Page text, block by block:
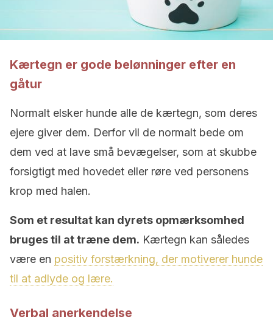
Kærtegn er gode belønninger efter en
gåtur
Normalt elsker hunde alle de kærtegn, som deres
ejere giver dem. Derfor vil de normalt bede om
dem ved at lave små bevægelser, som at skubbe
forsigtigt med hovedet eller røre ved personens
krop med halen.
Som et resultat kan dyrets opmærksomhed
bruges til at træne dem. Kærtegn kan således
være en positiv forstærkning, der motiverer hunde
til at adlyde og lære.
Verbal anerkendelse